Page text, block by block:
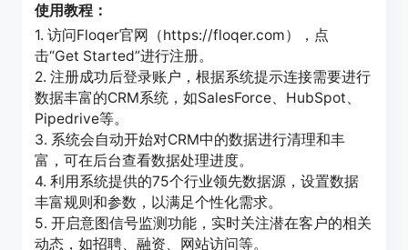
使用教程：
1. 访问Floqer官网（https://floqer.com），点
击“Get Started”进行注册。
2. 注册成功后登录账户，根据系统提示连接需要进行
数据丰富的CRM系统，如SalesForce、HubSpot、
Pipedrive等。
3. 系统会自动开始对CRM中的数据进行清理和丰
富，可在后台查看数据处理进度。
4. 利用系统提供的75个行业领先数据源，设置数据
丰富规则和参数，以满足个性化需求。
5. 开启意图信号监测功能，实时关注潜在客户的相关
动态，如招聘、融资、网站访问等。